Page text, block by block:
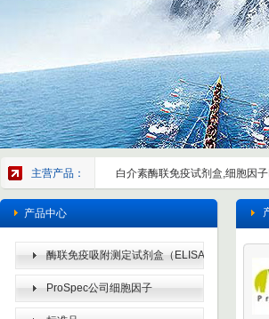
主营产品： 白介素酶联免疫试剂盒,细胞因
产品中心
酶联免疫吸附测定试剂盒（ELISA
KIT） ProSpec公司细胞因子